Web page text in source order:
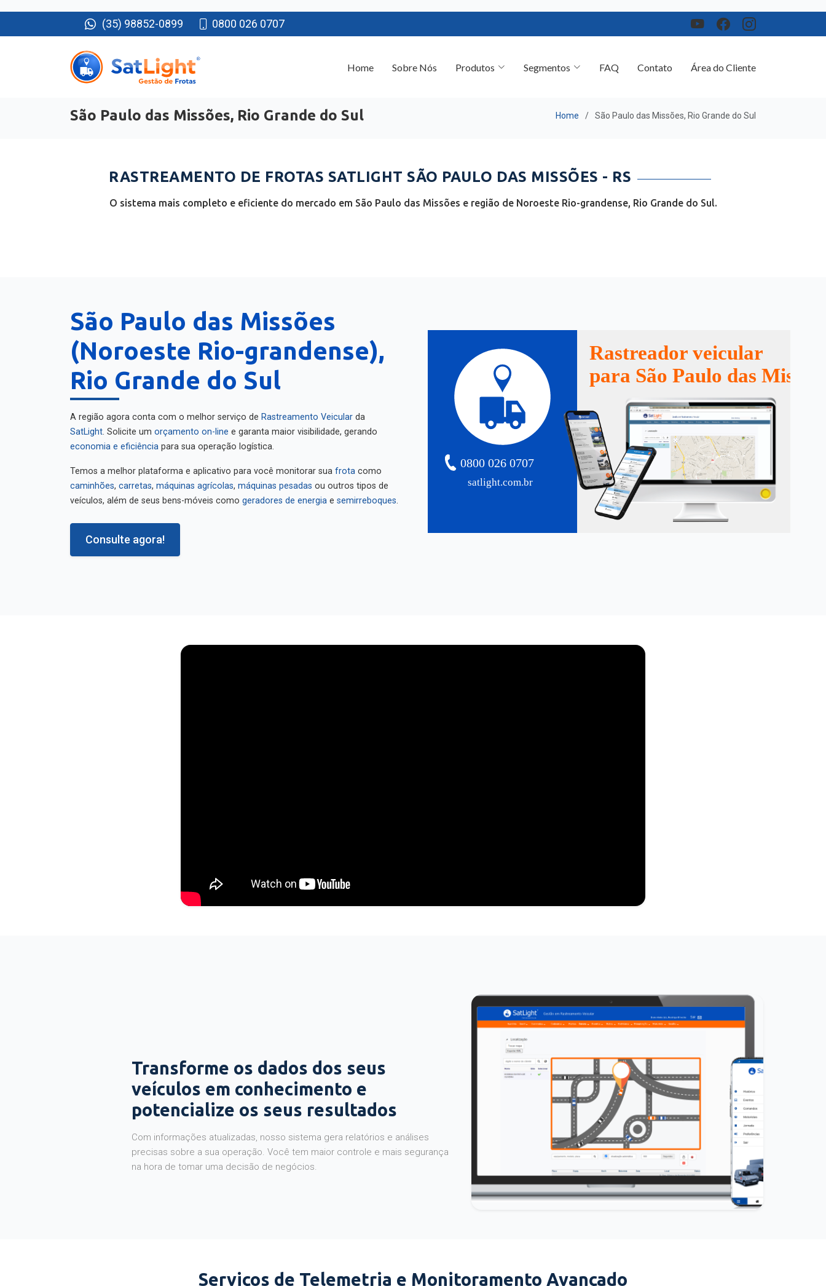
(35) 98852-0899 0800 026 0707
São Paulo das Missões, Rio Grande do Sul
RASTREAMENTO DE FROTAS SATLIGHT SÃO PAULO DAS MISSÕES - RS
O sistema mais completo e eficiente do mercado em São Paulo das Missões e região de Noroeste Rio-grandense, Rio Grande do Sul.
São Paulo das Missões
(Noroeste Rio-grandense),
Rio Grande do Sul
A região agora conta com o melhor serviço de Rastreamento Veicular
da
SatLight
. Solicite um orçamento on-line
e garanta maior visibilidade, gerando
economia e eficiência
para sua operação logística.
Temos a melhor plataforma e aplicativo para você monitorar sua frota
caminhões
máquinas agrícolas máquinas pesadas
ou outros tipos de
veículos, além de seus bens-móveis como
geradores de energia semirreboques
Consulte agora!
satlight.com.br
0800 026 0707
Rastreador veicular
para São Paulo das
Transforme os dados dos seus
veículos em conhecimento e
potencialize os seus resultados
Com informações atualizadas, nosso sistema gera relatórios e análises
precisas sobre a sua operação. Você tem maior controle e mais segurança
na hora de tomar uma decisão de negócios.
Serviços de Telemetria e Monitoramento Avançado